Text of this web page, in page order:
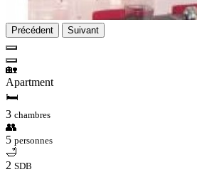
Précédent Suivant
🏡
Apartment
🛏
3 chambres
👥
5 personnes
🛁
2 SDB